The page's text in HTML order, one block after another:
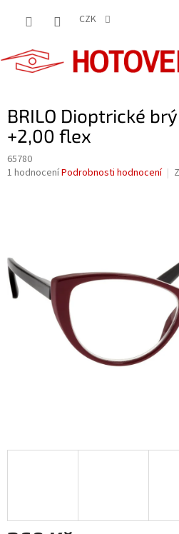
CZK
BRILO Dioptrické
+2,00 flex
65780
Průměrné
hvězdiček.
1 hodnoceníPodrobnosti hodnocení